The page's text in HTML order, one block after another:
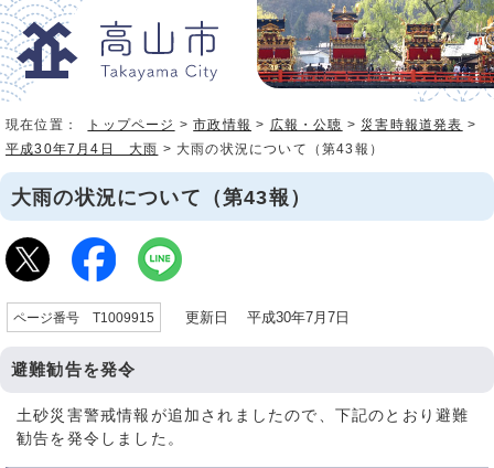
現在位置： トップページ >市政情報 > 広報・公聴 > 災害時報道発表 >
平成30年7月4日 大雨 > 大雨の状況について（第43報）
大雨の状況について（第43報）
ページ番号 T1009915 更新日 平成30年7月7日
避難勧告を発令
土砂災害警戒情報が追加されましたので、下記のとおり避難
勧告を発令しました。